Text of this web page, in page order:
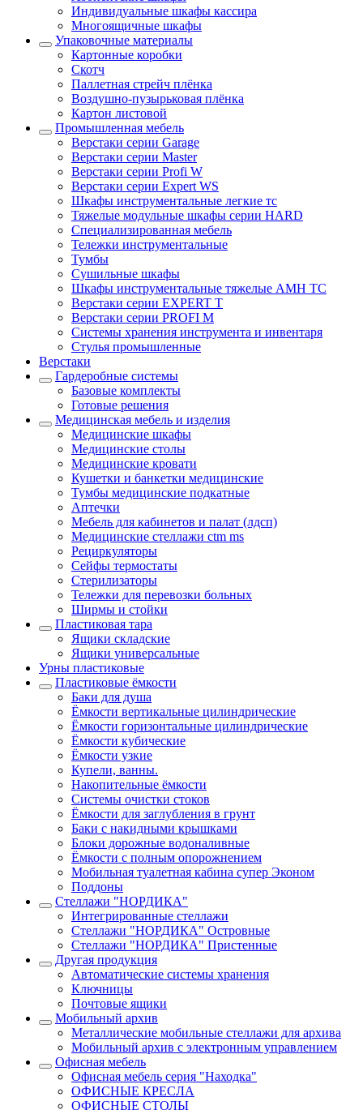
Индивидуальные шкафы кассира
Многоящичные шкафы
Упаковочные материалы
Картонные коробки
Скотч
Паллетная стрейч плёнка
Воздушно-пузырьковая плёнка
Картон листовой
Промышленная мебель
Верстаки серии Garage
Верстаки серии Master
Верстаки серии Profi W
Верстаки серии Expert WS
Шкафы инструментальные легкие тс
Тяжелые модульные шкафы серии HARD
Cпециализированная мебель
Тележки инструментальные
Тумбы
Cушильные шкафы
Шкафы инструментальные тяжелые AMH TC
Верстаки серии EXPERT T
Верстаки серии PROFI M
Системы хранения инструмента и инвентаря
Стулья промышленные
Верстаки
Гардеробные системы
Базовые комплекты
Готовые решения
Медицинская мебель и изделия
Медицинские шкафы
Медицинские столы
Медицинские кровати
Кушетки и банкетки медицинские
Тумбы медицинские подкатные
Аптечки
Мебель для кабинетов и палат (лдсп)
Медицинские стеллажи ctm ms
Рециркуляторы
Сейфы термостаты
Стерилизаторы
Тележки для перевозки больных
Ширмы и стойки
Пластиковая тара
Ящики складские
Ящики универсальные
Урны пластиковые
Пластиковые ёмкости
Баки для душа
Ёмкости вертикальные цилиндрические
Ёмкости горизонтальные цилиндрические
Ёмкости кубические
Ёмкости узкие
Купели, ванны.
Накопительные ёмкости
Системы очистки стоков
Ёмкости для заглубления в грунт
Баки с накидными крышками
Блоки дорожные водоналивные
Ёмкости с полным опорожнением
Мобильная туалетная кабина супер Эконом
Поддоны
Стеллажи "НОРДИКА"
Интегрированные стеллажи
Стеллажи "НОРДИКА" Островные
Стеллажи "НОРДИКА" Пристенные
Другая продукция
Автоматические системы хранения
Ключницы
Почтовые ящики
Мобильный архив
Металлические мобильные стеллажи для архива
Мобильный архив с электронным управлением
Офисная мебель
Офисная мебель серия "Находка"
ОФИСНЫЕ КРЕСЛА
ОФИСНЫЕ СТОЛЫ